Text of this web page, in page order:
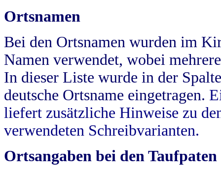
Ortsnamen
Bei den Ortsnamen wurden im
Namen verwendet, wobei
In dieser Liste wurde in der
deutsche Ortsname eingetragen.
liefert zusätzliche Hinweise zu
verwendeten Schreibvarianten.
Ortsangaben bei den Taufpaten